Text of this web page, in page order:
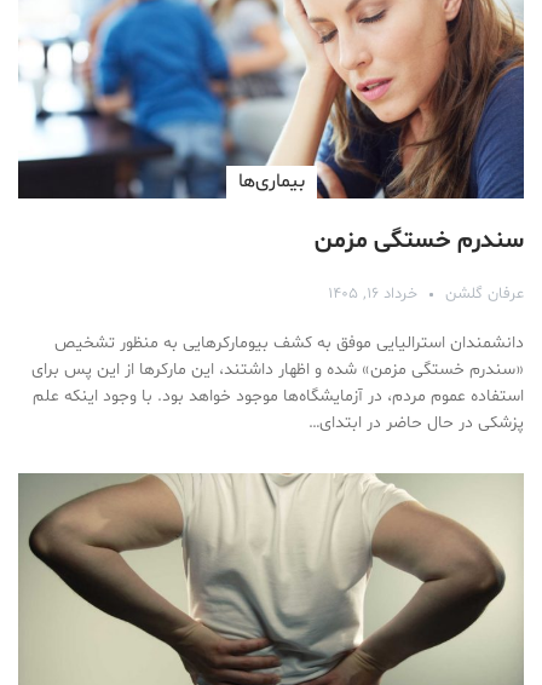
بیماری‌ها
سندرم خستگی مزمن
عرفان گلشن خرداد ۱۶, ۱۴۰۵
دانشمندان استرالیایی موفق به کشف بیومارکرهایی به منظور تشخیص
«سندرم خستگی مزمن» شده و اظهار داشتند، این مارکر‌ها از این پس برای
استفاده عموم مردم، در آزمایشگاه‌ها موجود خواهد بود. با وجود اینکه علم
پزشکی در حال حاضر در ابتدای…